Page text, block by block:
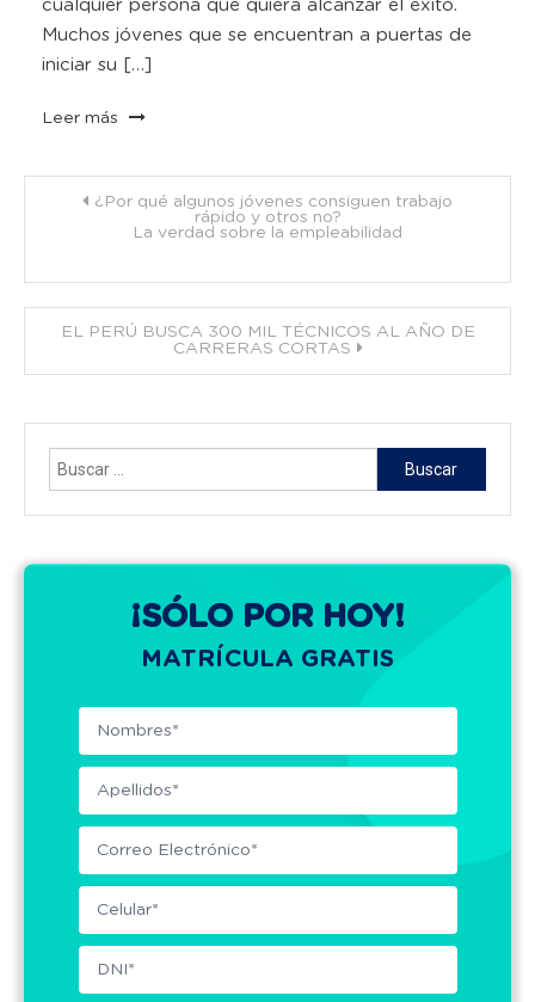
cualquier persona que quiera alcanzar el éxito.
Muchos jóvenes que se encuentran a puertas de
iniciar su […]
Leer más
Navegación
entradas
¿Por qué algunos jóvenes consiguen trabajo
rápido y otros no?
La verdad sobre la empleabilidad
EL PERÚ BUSCA 300 MIL TÉCNICOS AL AÑO DE
CARRERAS CORTAS
Buscar:
¡SÓLO POR HOY!
MATRÍCULA GRATIS